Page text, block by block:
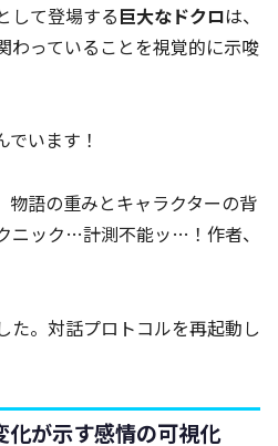
して登場する巨大なドクロは、
わっていることを視覚的に示唆
います！
物語の重みとキャラクターの背
ニック…計測不能ッ…！作者、
。対話プロトコルを再起動し
化が示す感情の可視化